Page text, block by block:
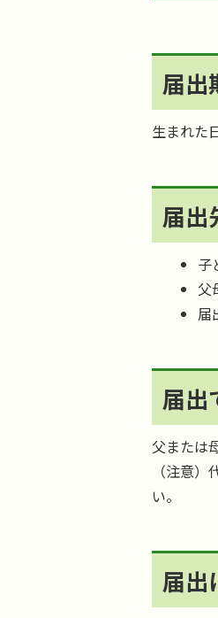
届出
生まれた
届出
子
父
届
届出
父または
（注意
い。
届出